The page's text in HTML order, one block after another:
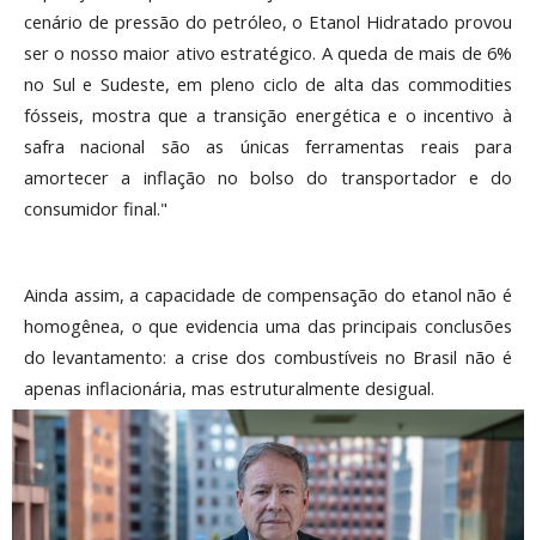
cenário de pressão do petróleo, o Etanol Hidratado provou
ser o nosso maior ativo estratégico. A queda de mais de 6%
no Sul e Sudeste, em pleno ciclo de alta das commodities
fósseis, mostra que a transição energética e o incentivo à
safra nacional são as únicas ferramentas reais para
amortecer a inflação no bolso do transportador e do
consumidor final."
Ainda assim, a capacidade de compensação do etanol não é
homogênea, o que evidencia uma das principais conclusões
do levantamento: a crise dos combustíveis no Brasil não é
apenas inflacionária, mas estruturalmente desigual.